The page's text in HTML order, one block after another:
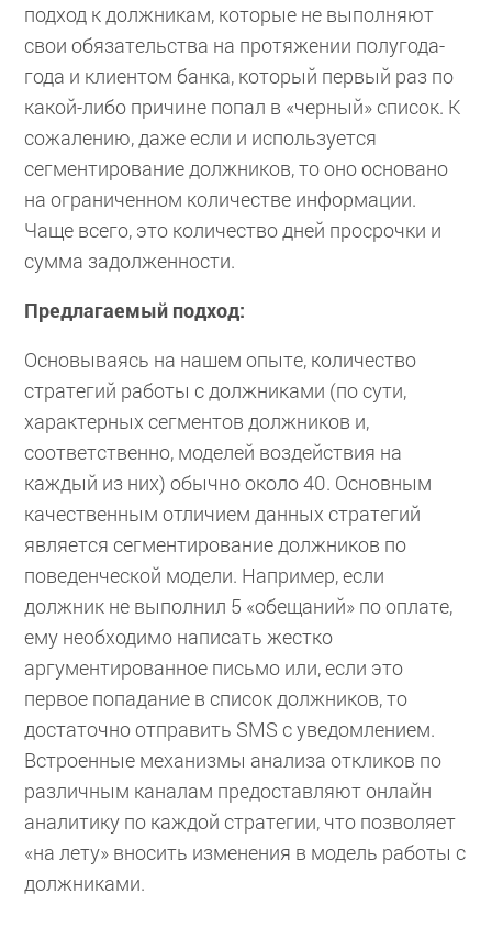
подход к должникам, которые не выполняют
свои обязательства на протяжении полугода-
года и клиентом банка, который первый раз по
какой-либо причине попал в «черный» список. К
сожалению, даже если и используется
сегментирование должников, то оно основано
на ограниченном количестве информации.
Чаще всего, это количество дней просрочки и
сумма задолженности.
Предлагаемый подход:
Основываясь на нашем опыте, количество
стратегий работы с должниками (по сути,
характерных сегментов должников и,
соответственно, моделей воздействия на
каждый из них) обычно около 40. Основным
качественным отличием данных стратегий
является сегментирование должников по
поведенческой модели. Например, если
должник не выполнил 5 «обещаний» по оплате,
ему необходимо написать жестко
аргументированное письмо или, если это
первое попадание в список должников, то
достаточно отправить SMS с уведомлением.
Встроенные механизмы анализа откликов по
различным каналам предоставляют онлайн
аналитику по каждой стратегии, что позволяет
«на лету» вносить изменения в модель работы с
должниками.